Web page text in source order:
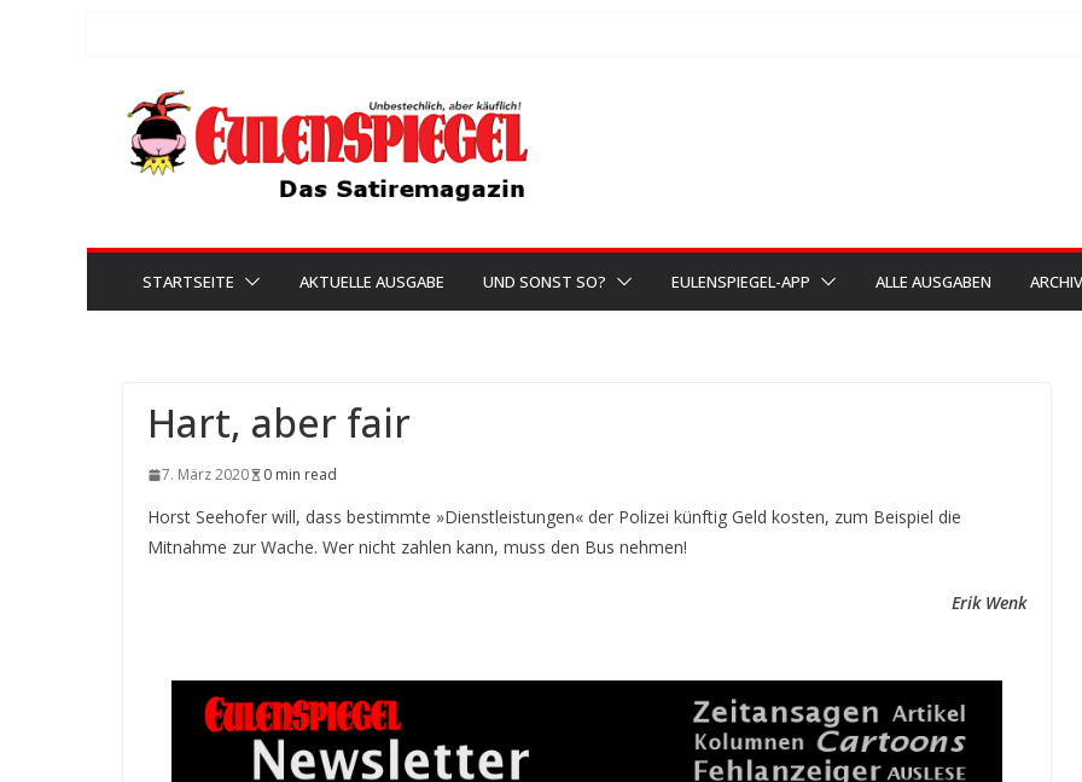
springen
STARTSEITE AKTUELLE AUSGABE UND SONST SO? EULENSPIEGEL-APP ALLE AUSGABEN ARCHIV
Hart, aber fair
7. März 2020 0 min read
Horst Seehofer will, dass bestimmte »Dienstleistungen« der Polizei künftig Geld kosten, zum Beispiel die
Mitnahme zur Wa­che. Wer nicht zahlen kann, muss den Bus nehmen!
Erik Wenk